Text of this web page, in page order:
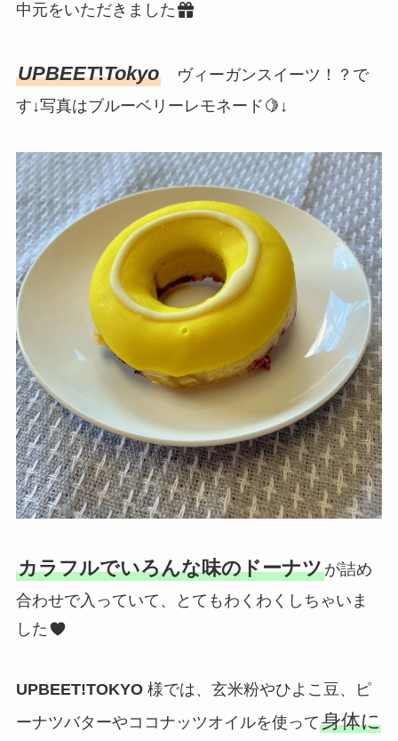
中元をいただきました
UPBEET!Tokyoヴィーガンスイーツ！？で
す↓写真はブルーベリーレモネード🍋↓
カラフルでいろんな味のドーナツが詰め
合わせで入っていて、とてもわくわくしちゃいま
した
UPBEET!TOKYO様では、玄米粉やひよこ豆、ピ
ーナツバターやココナッツオイルを使って身体に